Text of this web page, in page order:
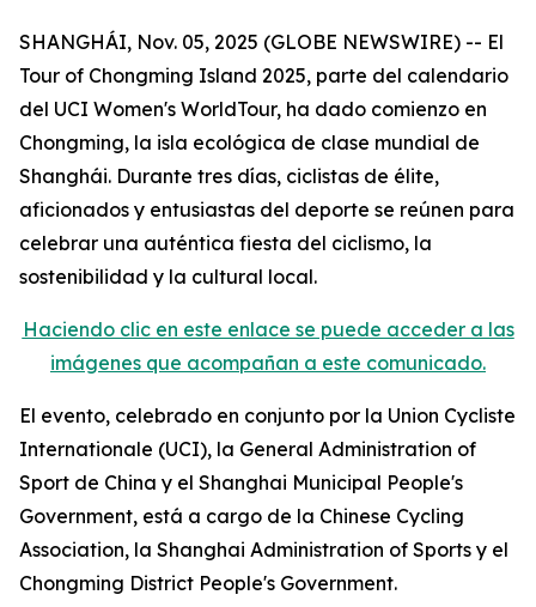
SHANGHÁI, Nov. 05, 2025 (GLOBE NEWSWIRE) -- El
Tour of Chongming Island 2025, parte del calendario
del UCI Women's WorldTour, ha dado comienzo en
Chongming, la isla ecológica de clase mundial de
Shanghái. Durante tres días, ciclistas de élite,
aficionados y entusiastas del deporte se reúnen para
celebrar una auténtica fiesta del ciclismo, la
sostenibilidad y la cultural local.
Haciendo clic en este enlace se puede acceder a las
imágenes que acompañan a este comunicado.
El evento, celebrado en conjunto por la Union Cycliste
Internationale (UCI), la General Administration of
Sport de China y el Shanghai Municipal People's
Government, está a cargo de la Chinese Cycling
Association, la Shanghai Administration of Sports y el
Chongming District People's Government.